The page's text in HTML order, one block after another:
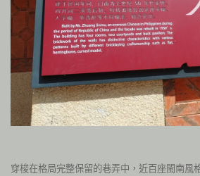
穿梭在格局完整保留的巷弄中，近百座閩南風